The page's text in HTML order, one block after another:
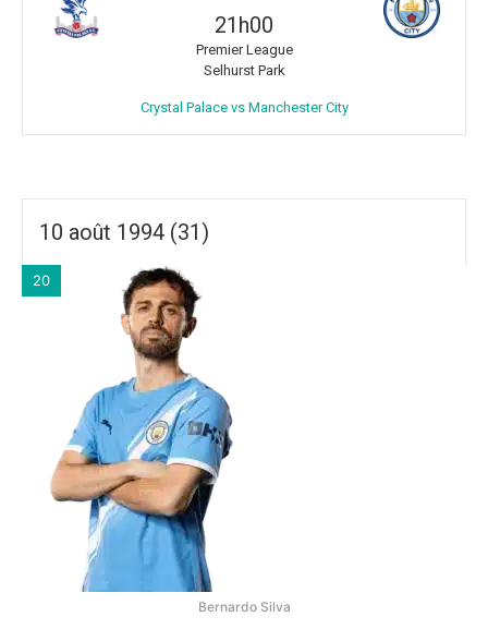
21h00
Premier League
Selhurst Park
Crystal Palace vs Manchester City
10 août 1994 (31)
20
Bernardo Silva